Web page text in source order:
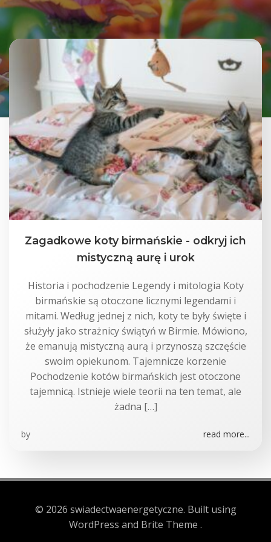
Zagadkowe koty birmańskie - odkryj ich
mistyczną aurę i urok
Historia i pochodzenie Legendy i mitologia Koty
birmańskie są otoczone licznymi legendami i
mitami. Według jednej z nich, koty te były święte i
służyły jako strażnicy świątyń w Birmie. Mówiono,
że emanują mistyczną aurą i przynoszą szczęście
swoim opiekunom. Tajemnicze korzenie
Pochodzenie kotów birmańskich jest otoczone
tajemnicą. Istnieje wiele teorii na ten temat, ale
żadna […]
by read more...
© 2026 swiadectwaenergetyczne. Built using
WordPress and Brite Theme .